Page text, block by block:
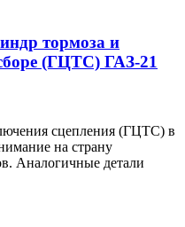
тормоза и
(ГЦТС) ГАЗ-21
сцепления (ГЦТС) в
на страну
Аналогичные детали